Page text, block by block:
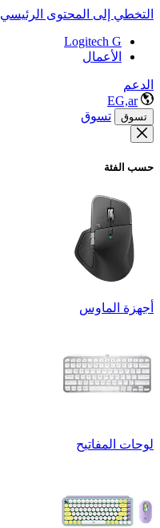
التخطي إلى المحتوى الرئيسي
Logitech G
الأعمال
الدعم
EG,ar
تسوق تسوق
حسب الفئة
أجهزة الماوس
لوحات المفاتيح